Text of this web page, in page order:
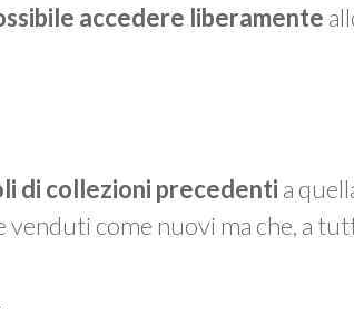
accedere liberamente
di collezioni precedenti a
venduti come nuovi ma che, a